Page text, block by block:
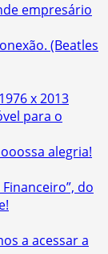
empresário
(Beatles
x 2013
para o
alegria!
do
a acessar a